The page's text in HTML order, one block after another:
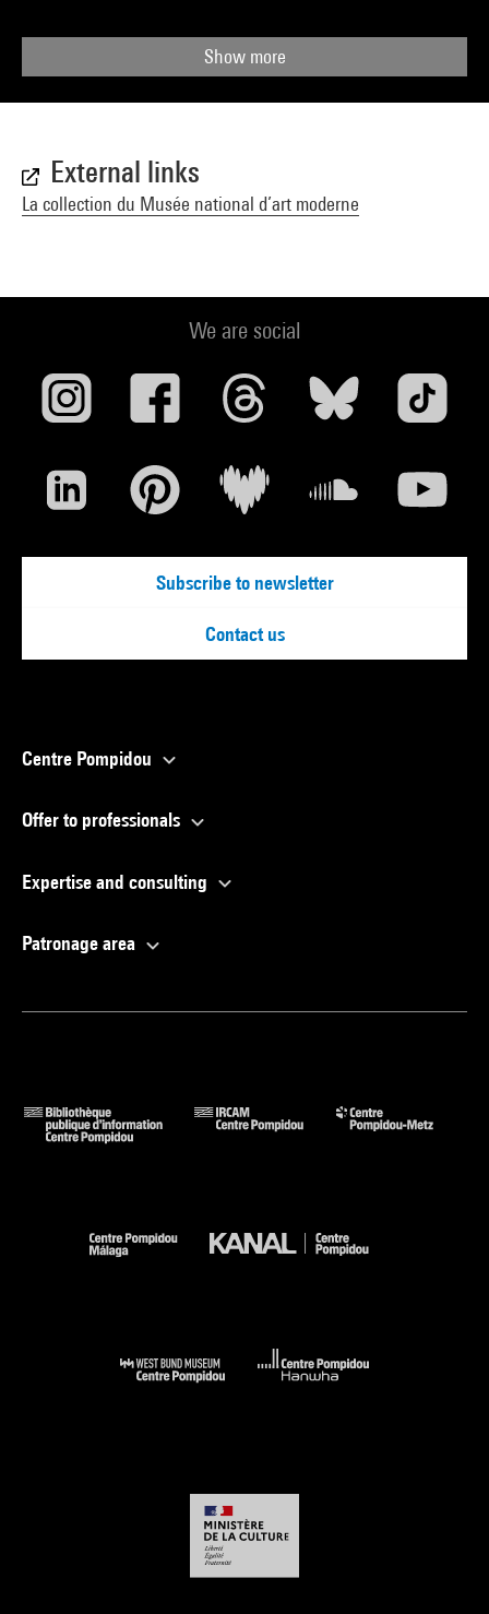
Show more
External links
La collection du Musée national d’art moderne
We are social
Subscribe to newsletter
Contact us
Centre Pompidou
Offer to professionals
Expertise and consulting
Patronage area